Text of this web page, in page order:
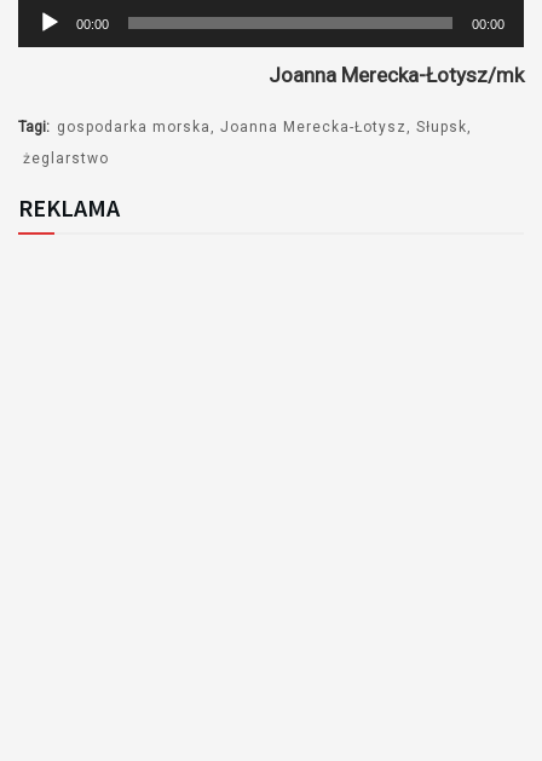
Odtwarzacz
plików
00:00 00:00
Joanna Merecka-Łotysz/mk
Tagi: gospodarka morska Joanna Merecka-Łotysz
Słupsk
żeglarstwo
REKLAMA